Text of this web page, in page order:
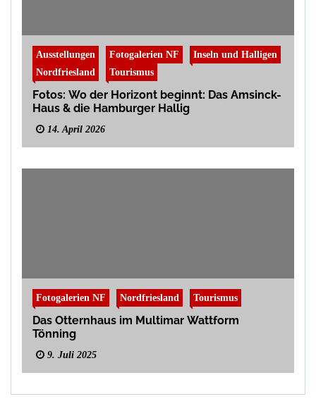
Ausstellungen Fotogalerien NF
Inseln und Halligen
Nordfriesland
Tourismus
Fotos: Wo der Horizont beginnt: Das Amsinck-
Haus & die Hamburger Hallig
14. April 2026
Fotogalerien NF Nordfriesland Tourismus
Das Otternhaus im Multimar Wattform
Tönning
9. Juli 2025